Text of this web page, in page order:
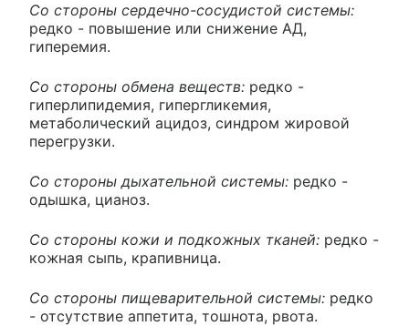
Со стороны сердечно-сосудистой системы:
редко - повышение или снижение АД,
гиперемия.
Со стороны обмена веществ: редко -
гиперлипидемия, гипергликемия,
метаболический ацидоз, синдром жировой
перегрузки.
Со стороны дыхательной системы: редко -
одышка, цианоз.
Со стороны кожи и подкожных тканей: редко -
кожная сыпь, крапивница.
Со стороны пищеварительной системы: редко
- отсутствие аппетита, тошнота, рвота.